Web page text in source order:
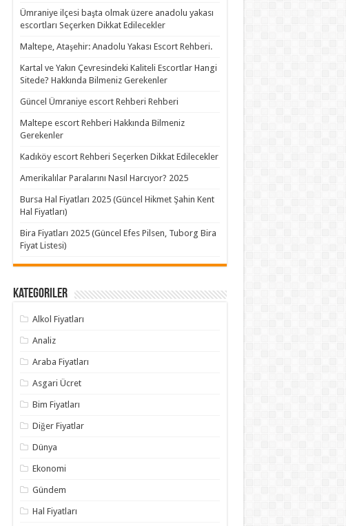
Ümraniye ilçesi başta olmak üzere anadolu yakası
escortları Seçerken Dikkat Edilecekler
Maltepe, Ataşehir: Anadolu Yakası Escort Rehberi.
Kartal ve Yakın Çevresindeki Kaliteli Escortlar Hangi
Sitede? Hakkında Bilmeniz Gerekenler
Güncel Ümraniye escort Rehberi Rehberi
Maltepe escort Rehberi Hakkında Bilmeniz
Gerekenler
Kadıköy escort Rehberi Seçerken Dikkat Edilecekler
Amerikalılar Paralarını Nasıl Harcıyor? 2025
Bursa Hal Fiyatları 2025 (Güncel Hikmet Şahin Kent
Hal Fiyatları)
Bira Fiyatları 2025 (Güncel Efes Pilsen, Tuborg Bira
Fiyat Listesi)
Kategoriler
Alkol Fiyatları
Analiz
Araba Fiyatları
Asgari Ücret
Bim Fiyatları
Diğer Fiyatlar
Dünya
Ekonomi
Gündem
Hal Fiyatları